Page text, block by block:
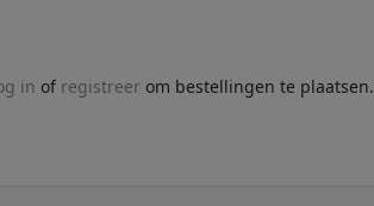
in of registreer om bestellingen te plaatsen.